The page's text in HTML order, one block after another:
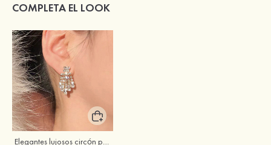
COMPLETA EL LOOK
Elegantes lujosos circón pendientes